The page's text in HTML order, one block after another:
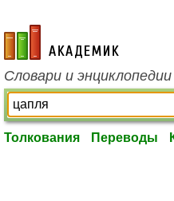
academic.ru
Словари и
Толкования Переводы